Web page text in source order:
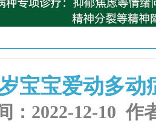
宝宝爱动多动
：2022-12-10 作